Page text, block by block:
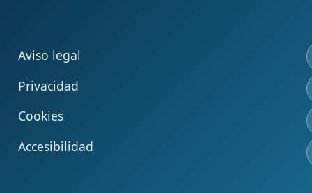
Aviso legal
Privacidad
Cookies
Accesibilidad